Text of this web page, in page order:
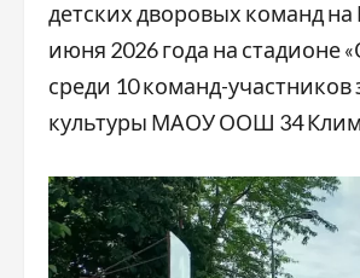
детских дворовых команд
июня 2026 года на
среди 10 команд-
культуры МАОУ ООШ 34